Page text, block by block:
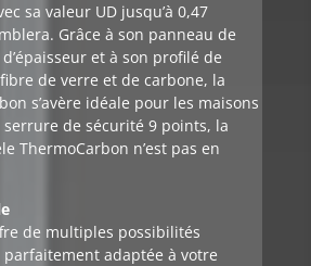
sa valeur UD jusqu’à 0,47
Grâce à son panneau de
et à son profilé de
de verre et de carbone, la
s’avère idéale pour les maisons
serrure de sécurité 9 points, la
ThermoCarbon n’est pas en
de multiples possibilités
parfaitement adaptée à votre